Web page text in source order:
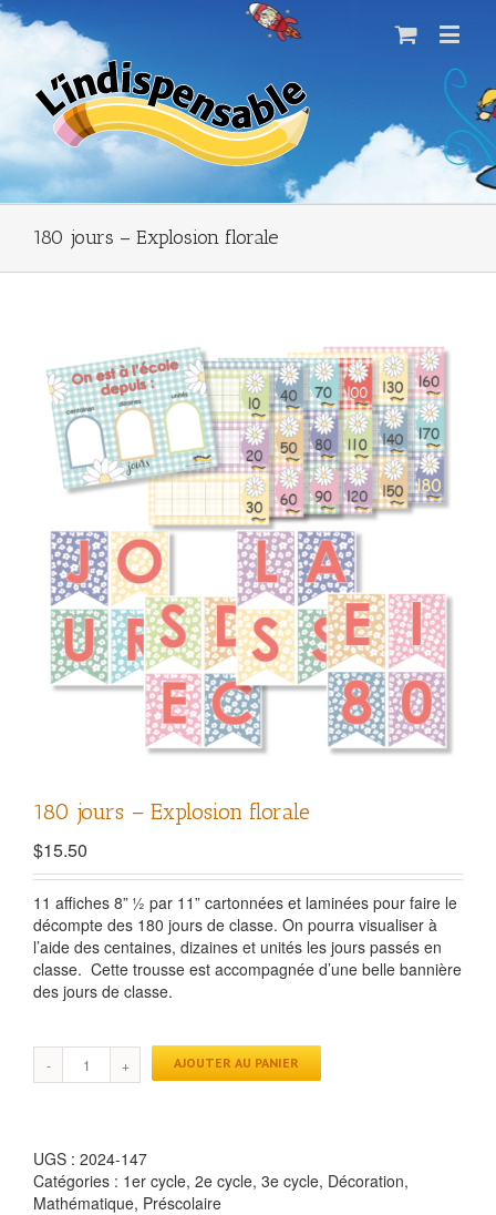
180 jours – Explosion florale
180 jours – Explosion florale
$15.50
11 affiches 8” ½ par 11” cartonnées et laminées pour faire le
décompte des 180 jours de classe. On pourra visualiser à
l’aide des centaines, dizaines et unités les jours passés en
classe. Cette trousse est accompagnée d’une belle bannière
des jours de classe.
AJOUTER AU PANIER
UGS : 2024-147
Catégories : 1er cycle, 2e cycle, 3e cycle, Décoration,
Mathématique, Préscolaire